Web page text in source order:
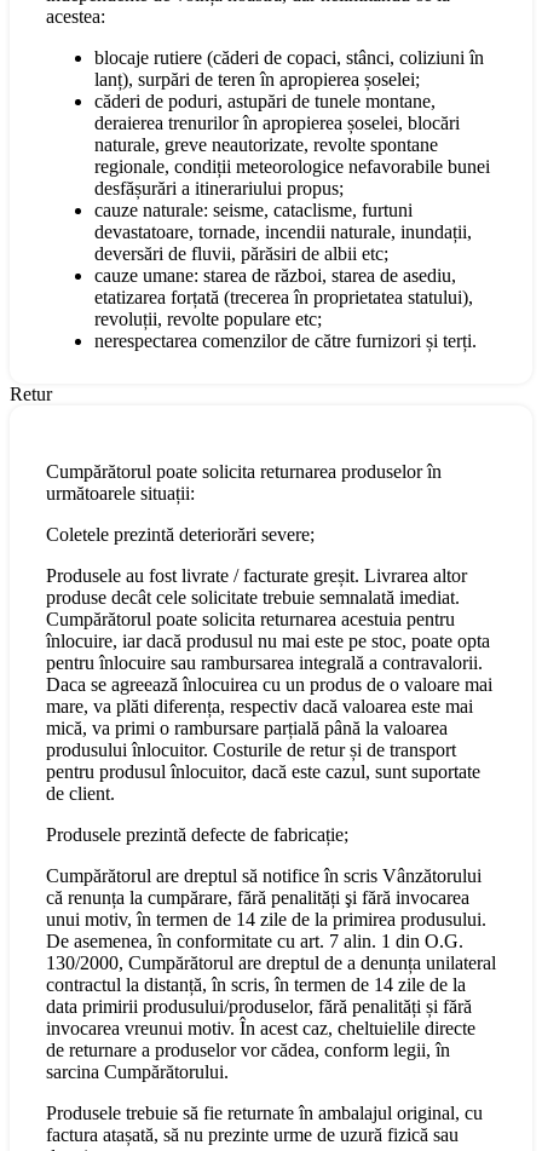
acestea:
blocaje rutiere (căderi de copaci, stânci, coliziuni în
lanț), surpări de teren în apropierea șoselei;
căderi de poduri, astupări de tunele montane,
deraierea trenurilor în apropierea șoselei, blocări
naturale, greve neautorizate, revolte spontane
regionale, condiții meteorologice nefavorabile bunei
desfășurări a itinerariului propus;
cauze naturale: seisme, cataclisme, furtuni
devastatoare, tornade, incendii naturale, inundații,
deversări de fluvii, părăsiri de albii etc;
cauze umane: starea de război, starea de asediu,
etatizarea forțată (trecerea în proprietatea statului),
revoluții, revolte populare etc;
nerespectarea comenzilor de către furnizori și terți.
Retur
Cumpărătorul poate solicita returnarea produselor în
următoarele situații:
Coletele prezintă deteriorări severe;
Produsele au fost livrate / facturate greșit. Livrarea altor
produse decât cele solicitate trebuie semnalată imediat.
Cumpărătorul poate solicita returnarea acestuia pentru
înlocuire, iar dacă produsul nu mai este pe stoc, poate opta
pentru înlocuire sau rambursarea integrală a contravalorii.
Daca se agreează înlocuirea cu un produs de o valoare mai
mare, va plăti diferența, respectiv dacă valoarea este mai
mică, va primi o rambursare parțială până la valoarea
produsului înlocuitor. Costurile de retur și de transport
pentru produsul înlocuitor, dacă este cazul, sunt suportate
de client.
Produsele prezintă defecte de fabricație;
Cumpărătorul are dreptul să notifice în scris Vânzătorului
că renunța la cumpărare, fără penalități şi fără invocarea
unui motiv, în termen de 14 zile de la primirea produsului.
De asemenea, în conformitate cu art. 7 alin. 1 din O.G.
130/2000, Cumpărătorul are dreptul de a denunța unilateral
contractul la distanță, în scris, în termen de 14 zile de la
data primirii produsului/produselor, fără penalități și fără
invocarea vreunui motiv. În acest caz, cheltuielile directe
de returnare a produselor vor cădea, conform legii, în
sarcina Cumpărătorului.
Produsele trebuie să fie returnate în ambalajul original, cu
factura atașată, să nu prezinte urme de uzură fizică sau